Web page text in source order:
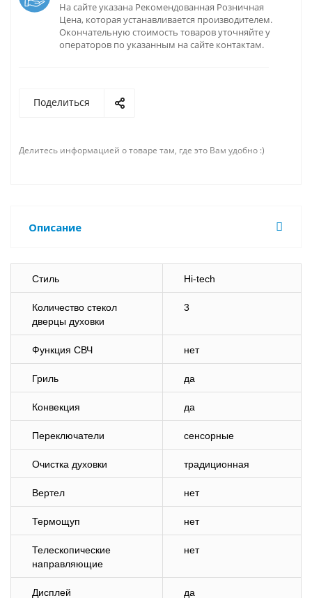
На сайте указана Рекомендованная Розничная
Цена, которая устанавливается производителем.
Окончательную стоимость товаров уточняйте у
операторов по указанным на сайте контактам.
Поделиться
Делитесь информацией о товаре там, где это Вам удобно :)
Описание
Стиль Hi-tech
Количество стекол
дверцы духовки
3
Функция СВЧ нет
Гриль да
Конвекция да
Переключатели сенсорные
Очистка духовки традиционная
Вертел нет
Термощуп нет
Телескопические
направляющие
нет
Дисплей да